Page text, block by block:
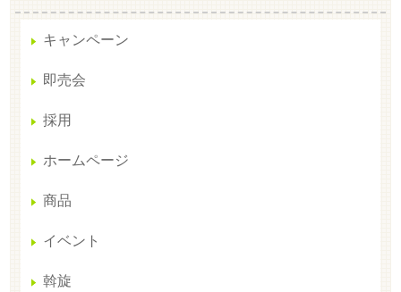
キャンペーン
即売会
採用
ホームページ
商品
イベント
斡旋